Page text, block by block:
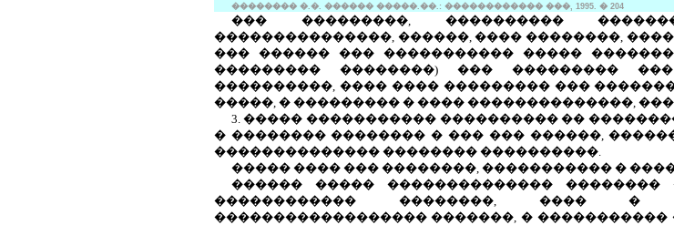
�������� �.�. ������ �����.��.: ������������ ���, 1995. � 204
��� ���������, ����������
���������������, ������, ���� ��������,
��� ������ ��� ����������� �����
��������� ��������) ��� ���������
����������, ���� ���� ��������� ���
�����, � ��������� � ���� ��������������,
3. ����� ����������� ���������� ��
� �������� �������� � ��� ��� ������,
�������������� �������� ����������.
����� ���� ��� ��������, ����������� �
������ ����� ��������������
������������ ��������, ���� �
������������������ �������, �